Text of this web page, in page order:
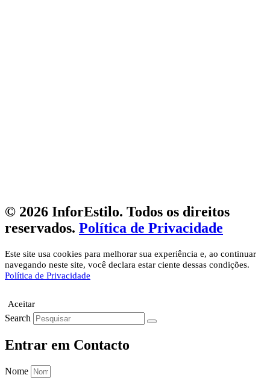
© 2026 InforEstilo. Todos os direitos
reservados. Política de Privacidade
Este site usa cookies para melhorar sua experiência e, ao continuar
navegando neste site, você declara estar ciente dessas condições.
Política de Privacidade
Aceitar
Search
Entrar em Contacto
Nome